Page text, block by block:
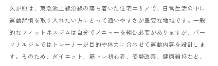
久が原は、東急池上線沿線の落ち着いた住宅エリアで、日常生活の中に
運動習慣を取り入れたい方にとって通いやすさが重要な地域です。一般
的なフィットネスジムは自分でメニューを組む必要がありますが、パー
ソナルジムではトレーナーが目的や体力に合わせて運動内容を設計しま
す。そのため、ダイエット、筋トレ初心者、姿勢改善、健康維持など、